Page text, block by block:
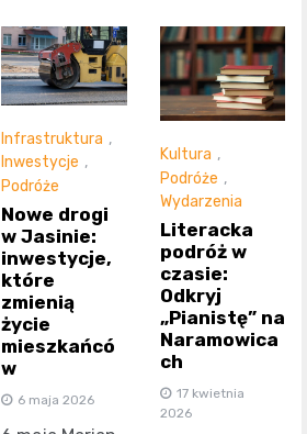
Infrastruktura ,
Inwestycje ,
Podróże
Nowe drogi
w Jasinie:
inwestycje,
które
zmienią
życie
mieszkańcó
w
6 maja 2026
Kultura ,
Podróże ,
Wydarzenia
Literacka
podróż w
czasie:
Odkryj
„Pianistę” na
Naramowica
ch
17 kwietnia
2026